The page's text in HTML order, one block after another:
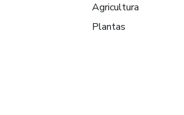
Agricultura
Plantas